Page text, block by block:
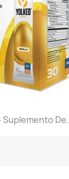
Suplemento